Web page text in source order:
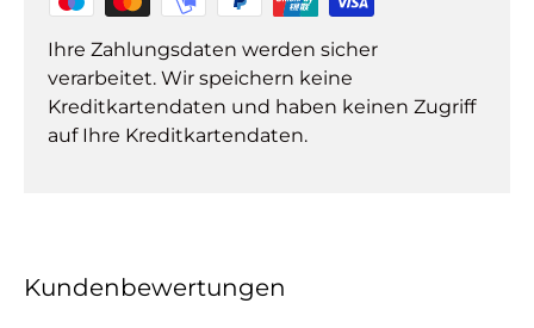
Ihre Zahlungsdaten werden sicher
verarbeitet. Wir speichern keine
Kreditkartendaten und haben keinen Zugriff
auf Ihre Kreditkartendaten.
Kundenbewertungen